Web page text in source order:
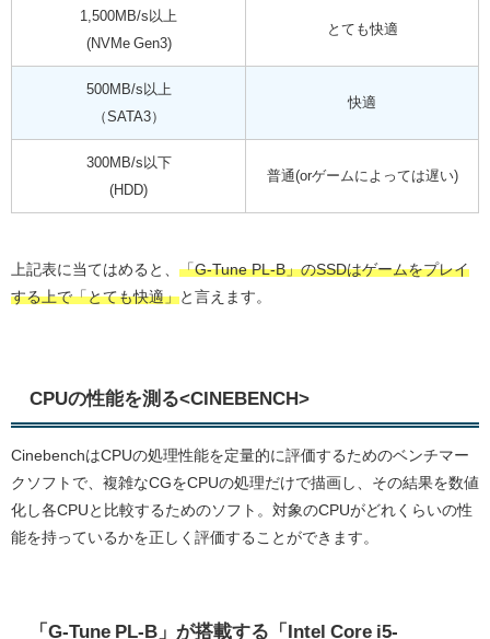
1,500MB/s以上
(NVMe Gen3)
とても快適
500MB/s以上
（SATA3）
快適
300MB/s以下
(HDD)
普通(orゲームによっては遅い)
上記表に当てはめると、 「G-Tune PL-B」のSSDはゲームをプレイ
する上で「とても快適」 と言えます。
CPUの性能を測る<CINEBENCH>
CinebenchはCPUの処理性能を定量的に評価するためのベンチマー
クソフトで、複雑なCGをCPUの処理だけで描画し、その結果を数値
化し各CPUと比較するためのソフト。対象のCPUがどれくらいの性
能を持っているかを正しく評価することができます。
「G-Tune PL-B」が搭載する「Intel Core i5-